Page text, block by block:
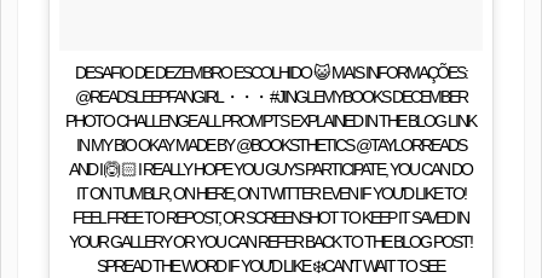
DESAFIO DE DEZEMBRO ESCOLHIDO 😺 MAIS INFORMAÇÕES:
@READSLEEPFANGIRL ・・・ #JINGLEMYBOOKS DECEMBER
PHOTO CHALLENGE ALL PROMPTS EXPLAINED IN THE BLOG LINK
IN MY BIO OKAY MADE BY @BOOKSTHETICS @TAYLORREADS
AND I 🙆🏻 I REALLY HOPE YOU GUYS PARTICIPATE, YOU CAN DO
IT ON TUMBLR, ON HERE, ON TWITTER EVEN IF YOU'D LIKE TO!
FEEL FREE TO REPOST, OR SCREENSHOT TO KEEP IT SAVED IN
YOUR GALLERY OR YOU CAN REFER BACK TO THE BLOG POST!
SPREAD THE WORD IF YOU'D LIKE ❄️️ CAN'T WAIT TO SEE